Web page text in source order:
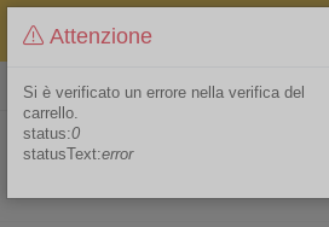
Il sito non chiude mai ma i nostri
agosto 2026 al 16
Area Riservata
Attenzione
Si è verificato un errore nella verifica del
carrello.
status:0
statusText:error